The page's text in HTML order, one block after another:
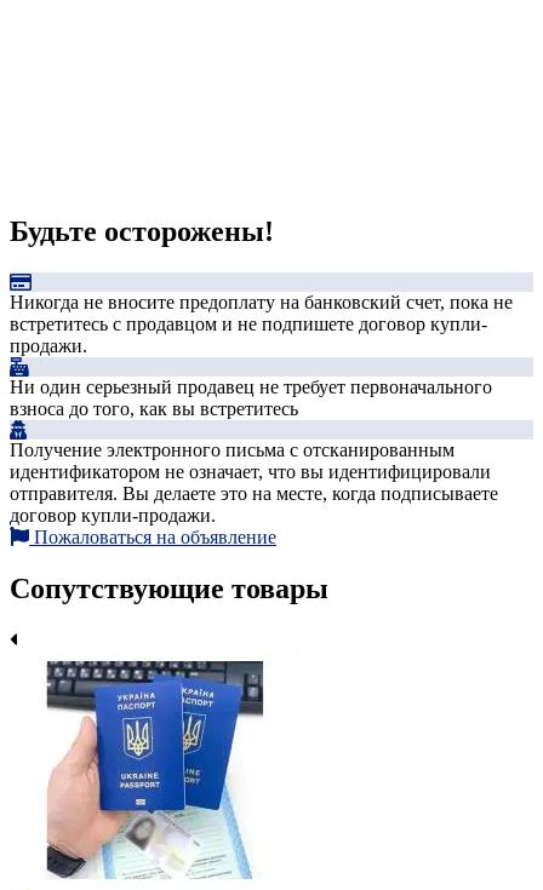
Будьте осторожены!
Никогда не вносите предоплату на банковский счет, пока не
встретитесь с продавцом и не подпишете договор купли-
продажи.
Ни один серьезный продавец не требует первоначального
взноса до того, как вы встретитесь
Получение электронного письма с отсканированным
идентификатором не означает, что вы идентифицировали
отправителя. Вы делаете это на месте, когда подписываете
договор купли-продажи.
Пожаловаться на объявление
Сопутствующие товары